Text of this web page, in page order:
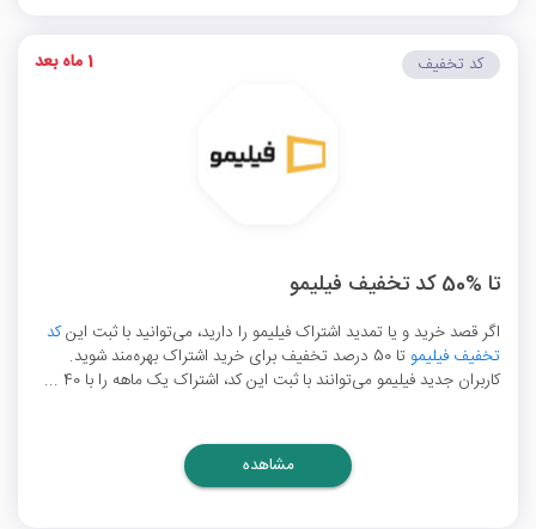
تا %50 کد تخفیف فیلیمو
اگر قصد خرید و یا تمدید اشتراک فیلیمو را دارید، می‌توانید با ثبت اینکد
تخفیف فیلیمو
تا 50 درصد تخفیف برای خرید اشتراک بهره‌مند شوید.
کاربران جدید فیلیمو می‌توانند با ثبت این کد، اشتراک یک ماهه را با 40 ...
کد تخفیف 1 ماه بعد
مشاهده